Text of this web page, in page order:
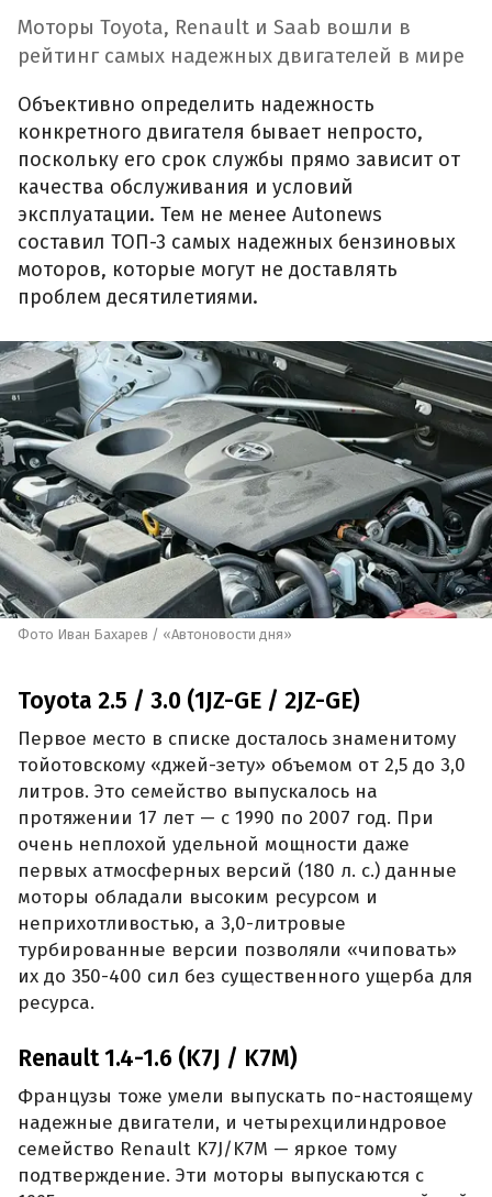
Моторы Toyota, Renault и Saab вошли в
рейтинг самых надежных двигателей в мире
Объективно определить надежность
конкретного двигателя бывает непросто,
поскольку его срок службы прямо зависит от
качества обслуживания и условий
эксплуатации. Тем не менее Autonews
составил ТОП-3 самых надежных бензиновых
моторов, которые могут не доставлять
проблем десятилетиями.
Фото Иван Бахарев / «Автоновости дня»
Toyota 2.5 / 3.0 (1JZ-GE / 2JZ-GE)
Первое место в списке досталось знаменитому
тойотовскому «джей-зету» объемом от 2,5 до 3,0
литров. Это семейство выпускалось на
протяжении 17 лет — с 1990 по 2007 год. При
очень неплохой удельной мощности даже
первых атмосферных версий (180 л. с.) данные
моторы обладали высоким ресурсом и
неприхотливостью, а 3,0-литровые
турбированные версии позволяли «чиповать»
их до 350-400 сил без существенного ущерба для
ресурса.
Renault 1.4-1.6 (K7J / K7M)
Французы тоже умели выпускать по-настоящему
надежные двигатели, и четырехцилиндровое
семейство Renault K7J/K7M — яркое тому
подтверждение. Эти моторы выпускаются с